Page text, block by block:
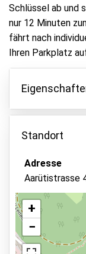
Schlüssel ab und
nur 12 Minuten
fährt nach
Ihren Parkplatz
Parken
Asphalt
Standort
Adresse
Aarütistrasse
Ansicht auf
+
−